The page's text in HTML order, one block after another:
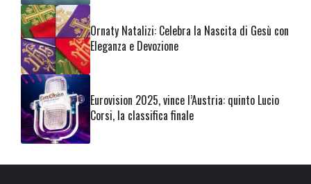
Ornaty Natalizi: Celebra la Nascita di Gesù con
Eleganza e Devozione
Eurovision 2025, vince l’Austria: quinto Lucio
Corsi, la classifica finale